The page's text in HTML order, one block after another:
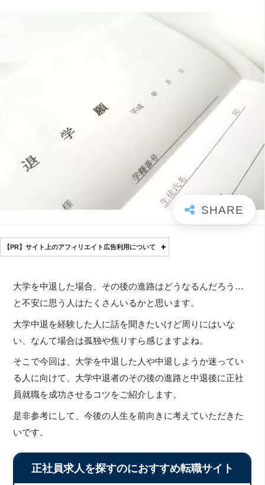
【PR】サイト上のアフィリエイト広告利用について
大学を中退した場合、その後の進路はどうなるんだろう…
と不安に思う人はたくさんいるかと思います。
大学中退を経験した人に話を聞きたいけど周りにはいな
い、なんて場合は孤独や焦りすら感じますよね。
そこで今回は、大学を中退した人や中退しようか迷ってい
る人に向けて、大学中退者のその後の進路と中退後に正社
員就職を成功させるコツをご紹介します。
是非参考にして、今後の人生を前向きに考えていただきた
いです。
正社員求人を探すのにおすすめ転職サイト